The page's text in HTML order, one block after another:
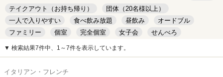
テイクアウト（お持ち帰り）
団体（20名様以上）
一人で入りやすい
食べ飲み放題 昼飲み
オードブル
ファミリー
個室 完全個室 女子会
せんべろ
キッズルーム
安い デート
▼ 検索結果7件中、1～7件を表示しています。
イタリアン・フレンチ